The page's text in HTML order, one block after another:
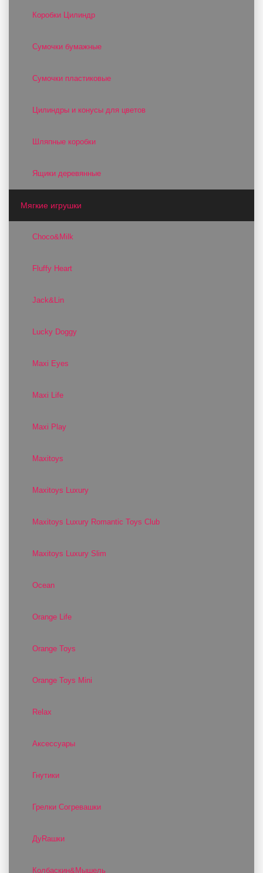
Коробки Цилиндр
Сумочки бумажные
Сумочки пластиковые
Цилиндры и конусы для цветов
Шляпные коробки
Ящики деревянные
Мягкие игрушки
Choco&Milk
Fluffy Heart
Jack&Lin
Lucky Doggy
Maxi Eyes
Maxi Life
Maxi Play
Maxitoys
Maxitoys Luxury
Maxitoys Luxury Romantic Toys Club
Maxitoys Luxury Slim
Ocean
Orange Life
Orange Toys
Orange Toys Mini
Relax
Аксессуары
Гнутики
Грелки Согревашки
ДуRашки
Колбаскин&Мышель